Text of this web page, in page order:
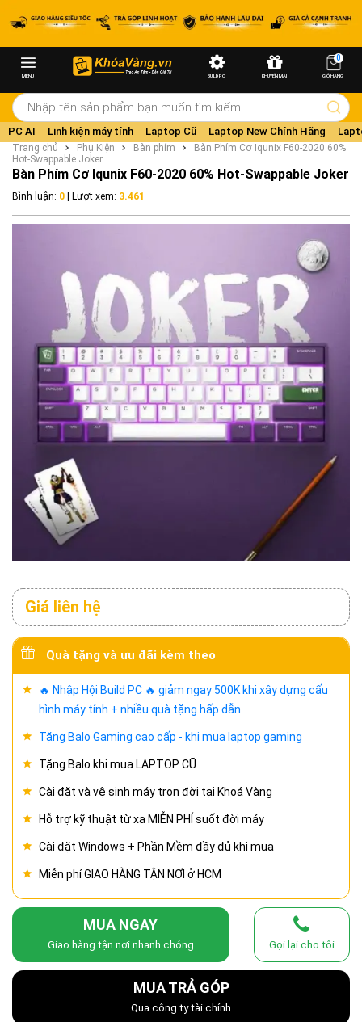
MENU BUILD PC KHUYẾN MÃI
0
GIỎ HÀNG
PC AI Linh kiện máy tính Laptop Cũ Laptop New Chính Hãng
Trang chủ Phụ Kiện Bàn phím
Bàn Phím Cơ Iqunix F60-2020 60%
Hot-Swappable Joker
Bàn Phím Cơ Iqunix F60-2020 60% Hot-Swappable Joker
Bình luận: 0 | Lượt xem: 3.461
Giá liên hệ
Quà tặng và ưu đãi kèm theo
🔥 Nhập Hội Build PC 🔥 giảm ngay 500K khi xây dựng cấu
hình máy tính + nhiều quà tặng hấp dẫn
Tặng Balo Gaming cao cấp - khi mua laptop gaming
Tặng Balo khi mua LAPTOP CŨ
Cài đặt và vệ sinh máy trọn đời tại Khoá Vàng
Hỗ trợ kỹ thuật từ xa MIỄN PHÍ suốt đời máy
Cài đặt Windows + Phần Mềm đầy đủ khi mua
Miễn phí GIAO HÀNG TẬN NƠI ở HCM
MUA NGAY
Giao hàng tận nơi nhanh chóng Gọi lại cho tôi
MUA TRẢ GÓP
Qua công ty tài chính